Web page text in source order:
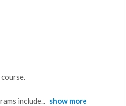
include... show more